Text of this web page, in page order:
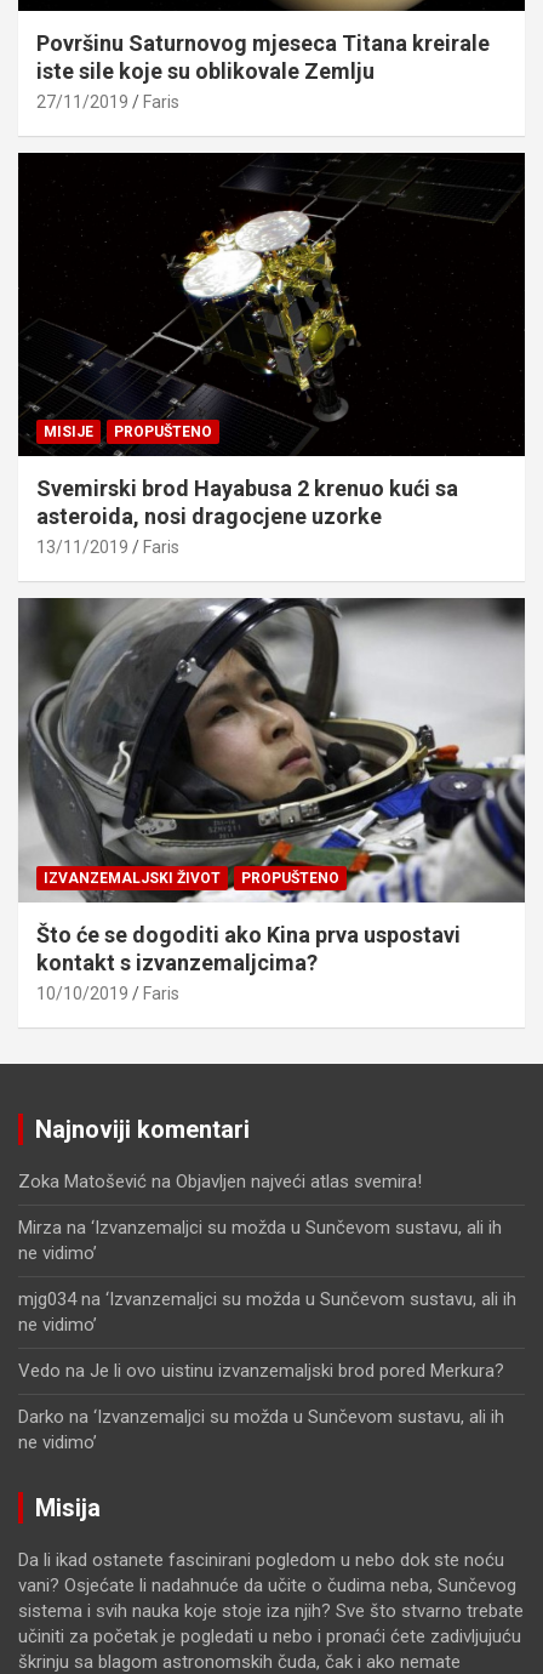
Površinu Saturnovog mjeseca Titana kreirale
iste sile koje su oblikovale Zemlju
27/11/2019 Faris
MISIJE PROPUŠTENO
Svemirski brod Hayabusa 2 krenuo kući sa
asteroida, nosi dragocjene uzorke
13/11/2019 Faris
IZVANZEMALJSKI ŽIVOT PROPUŠTENO
Što će se dogoditi ako Kina prva uspostavi
kontakt s izvanzemaljcima?
10/10/2019 Faris
Najnoviji komentari
Zoka Matošević na Objavljen najveći atlas svemira!
Mirza na ‘Izvanzemaljci su možda u Sunčevom sustavu, ali ih
ne vidimo’
mjg034na ‘Izvanzemaljci su možda u Sunčevom sustavu, ali ih
ne vidimo’
Vedo na Je li ovo uistinu izvanzemaljski brod pored Merkura?
Darko na ‘Izvanzemaljci su možda u Sunčevom sustavu, ali ih
ne vidimo’
Misija
Da li ikad ostanete fascinirani pogledom u nebo dok ste noću
vani? Osjećate li nadahnuće da učite o čudima neba, Sunčevog
sistema i svih nauka koje stoje iza njih? Sve što stvarno trebate
učiniti za početak je pogledati u nebo i pronaći ćete zadivljujuću
škrinju sa blagom astronomskih čuda, čak i ako nemate